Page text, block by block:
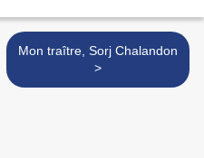
Mon traître, Sorj Chalandon
>